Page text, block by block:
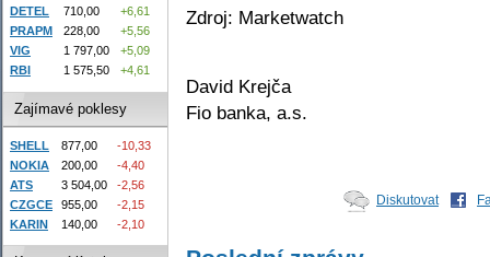
Zdroj: Marketwatch
David Krejča
Fio banka, a.s.
Diskutovat
DETEL
710,00
+6,61
PRAPM
228,00
+5,56
VIG
1 797,00
+5,09
RBI
1 575,50 +4,61
Zajímavé poklesy
SHELL 877,00
-10,33
NOKIA
200,00
-4,40
ATS
3 504,00
-2,56
CZGCE
955,00
-2,15
KARIN
140,00 -2,10